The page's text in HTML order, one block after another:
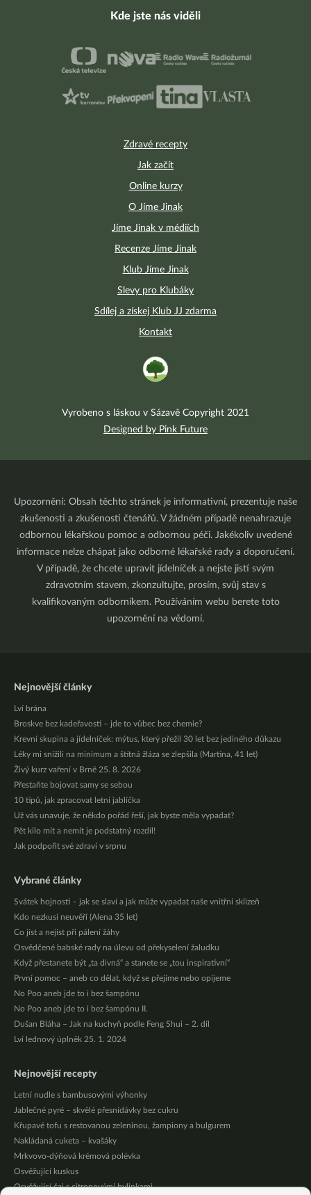
Zdravé recepty
Jak začít
Online kurzy
O Jíme Jinak
Jíme Jinak v médiích
Recenze Jíme Jinak
Klub Jíme Jinak
Slevy pro Klubáky
Sdílej a získej Klub JJ zdarma
Kontakt
Kde jste nás viděli
Vyrobeno s láskou v Sázavě Copyright 2021
Designed by Pink Future
Upozornění: Obsah těchto stránek je informativní, prezentuje naše
zkušenosti a zkušenosti čtenářů. V žádném případě nenahrazuje
odbornou lékařskou pomoc a odbornou péči. Jakékoliv uvedené
informace nelze chápat jako odborné lékařské rady a doporučení.
V případě, že chcete upravit jídelníček a nejste jistí svým
zdravotním stavem, zkonzultujte, prosím, svůj stav s
kvalifikovaným odborníkem. Používáním webu berete toto
upozornění na vědomí.
Nejnovější články
Lví brána
Broskve bez kadeřavosti – jde to vůbec bez chemie?
Krevní skupina a jídelníček: mýtus, který přežil 30 let bez jediného důkazu
Léky mi snížili na minimum a štítná žláza se zlepšila (Martina, 41 let)
Živý kurz vaření v Brně 25. 8. 2026
Přestaňte bojovat samy se sebou
10 tipů, jak zpracovat letní jablíčka
Už vás unavuje, že někdo pořád řeší, jak byste měla vypadat?
Pět kilo mít a nemít je podstatný rozdíl!
Jak podpořit své zdraví v srpnu
Vybrané články
Svátek hojnosti – jak se slaví a jak může vypadat naše vnitřní sklizeň
Kdo nezkusí neuvěří (Alena 35 let)
Co jíst a nejíst při pálení žáhy
Osvědčené babské rady na úlevu od překyselení žaludku
Když přestanete být „ta divná“ a stanete se „tou inspirativní“
První pomoc – aneb co dělat, když se přejíme nebo opijeme
No Poo aneb jde to i bez šampónu
No Poo aneb jde to i bez šampónu II.
Dušan Bláha – Jak na kuchyň podle Feng Shui – 2. díl
Lví lednový úplněk 25. 1. 2024
Nejnovější recepty
Letní nudle s bambusovými výhonky
Jablečné pyré – skvělé přesnídávky bez cukru
Křupavé tofu s restovanou zeleninou, žampiony a bulgurem
Nakládaná cuketa – kvašáky
Mrkvovo-dýňová krémová polévka
Osvěžující kuskus
Osvěžující čaj s citronovými bylinkami